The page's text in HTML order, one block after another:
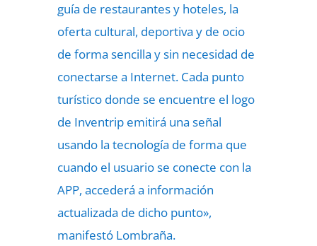
guía de restaurantes y hoteles, la
oferta cultural, deportiva y de ocio
de forma sencilla y sin necesidad de
conectarse a Internet. Cada punto
turístico donde se encuentre el logo
de Inventrip emitirá una señal
usando la tecnología de forma que
cuando el usuario se conecte con la
APP, accederá a información
actualizada de dicho punto»,
manifestó Lombraña.